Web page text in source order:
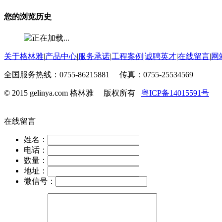
您的浏览历史
关于格林雅|产品中心|服务承诺|工程案例 |诚聘英才|在线留言|网
全国服务热线：0755-86215881 传真：0755-25534569
© 2015 gelinya.com 格林雅 版权所有 粤ICP备14015591号
在线留言
姓名：
电话：
数量：
地址：
微信号：